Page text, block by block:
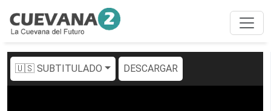
🇺🇸 SUBTITULADO DESCARGAR